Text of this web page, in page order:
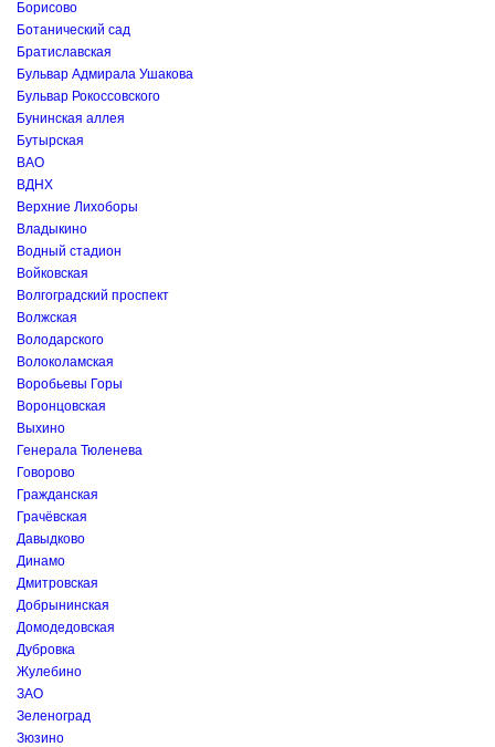
Борисово
Ботанический сад
Братиславская
Бульвар Адмирала Ушакова
Бульвар Рокоссовского
Бунинская аллея
Бутырская
ВАО
ВДНХ
Верхние Лихоборы
Владыкино
Водный стадион
Войковская
Волгоградский проспект
Волжская
Володарского
Волоколамская
Воробьевы Горы
Воронцовская
Выхино
Генерала Тюленева
Говорово
Гражданская
Грачёвская
Давыдково
Динамо
Дмитровская
Добрынинская
Домодедовская
Дубровка
Жулебино
ЗАО
Зеленоград
Зюзино